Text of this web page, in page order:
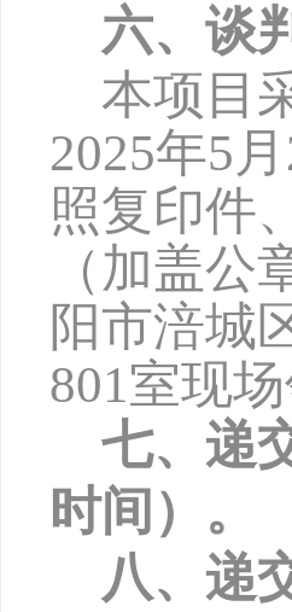
六、谈
本项目
2025年5
照复印件
（加盖
阳市涪城
801室现场
七、递
时间）。
八、递